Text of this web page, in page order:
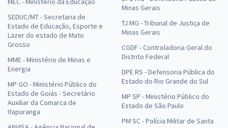
SEDUC/MT - Secretaria de
Estado de Educação, Esporte e
Lazer do estado de Mato
Grosso
MME - Ministério de Minas e
Energia
MP GO - Ministério Público do
Estado de Goiás - Secretário
Auxiliar da Comarca de
Itapuranga
Minas Gerais
TJ MG - Tribunal de Justiça de
Minas Gerais
CGDF - Controladoria Geral do
Distrito Federal
DPE RS - Defensoria Pública do
Estado do Rio Grande do Sul
MP SP - Ministério Público do
Estado de São Paulo
PM SC - Polícia Militar de Santa